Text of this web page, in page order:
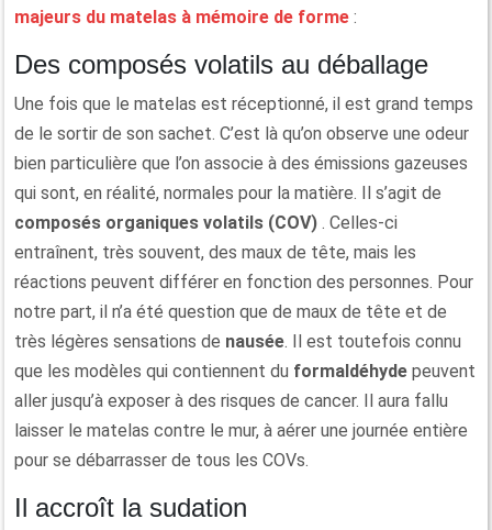
majeurs du matelas à mémoire de forme :
Des composés volatils au déballage
Une fois que le matelas est réceptionné, il est grand temps
de le sortir de son sachet. C’est là qu’on observe une odeur
bien particulière que l’on associe à des émissions gazeuses
qui sont, en réalité, normales pour la matière. Il s’agit de
composés organiques volatils (COV) . Celles-ci
entraînent, très souvent, des maux de tête, mais les
réactions peuvent différer en fonction des personnes. Pour
notre part, il n’a été question que de maux de tête et de
très légères sensations de nausée. Il est toutefois connu
que les modèles qui contiennent du formaldéhyde peuvent
aller jusqu’à exposer à des risques de cancer. Il aura fallu
laisser le matelas contre le mur, à aérer une journée entière
pour se débarrasser de tous les COVs.
Il accroît la sudation